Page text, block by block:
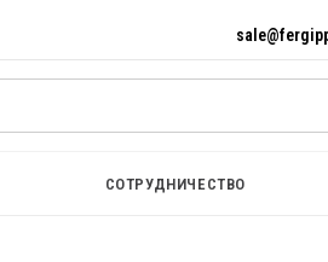
СОТРУДНИЧЕСТВО